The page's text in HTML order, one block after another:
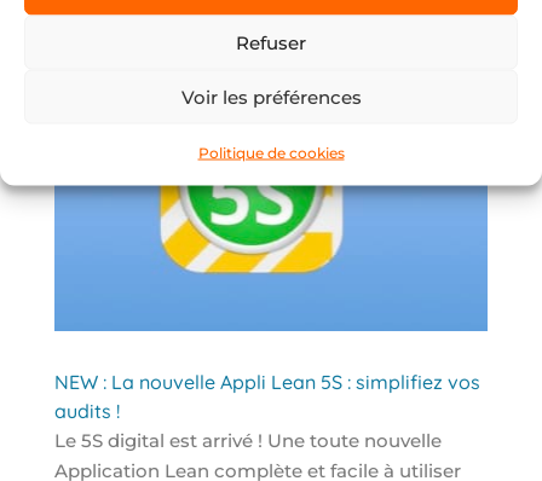
Refuser
Voir les préférences
Politique de cookies
NEW : La nouvelle Appli Lean 5S : simplifiez vos
audits !
Le 5S digital est arrivé ! Une toute nouvelle
Application Lean complète et facile à utiliser